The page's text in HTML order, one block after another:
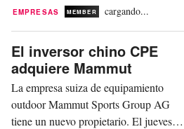
trimestre del ejercicio 2026. Este
incremento del beneficio operativo. Al
mismo tiempo, la dirección se ha
mostrado algo más cauta de cara al
resto del año y ha concretado...
EMPRESAS MEMBER cargando...
El inversor chino CPE
adquiere Mammut
La empresa suiza de equipamiento
outdoor Mammut Sports Group AG
tiene un nuevo propietario. El jueves,